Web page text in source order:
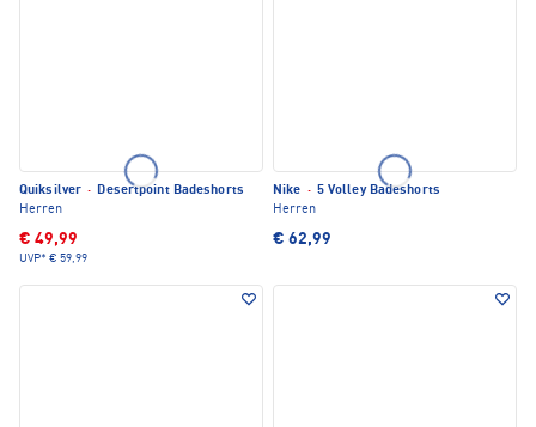
Quiksilver · Desertpoint Badeshorts
Herren
€ 49,99
UVP* € 59,99
Nike · 5 Volley Badeshorts
Herren
€ 62,99